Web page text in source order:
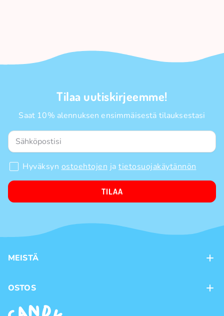
Tilaa uutiskirjeemme!
Saat 10% alennuksen ensimmäisestä tilauksestasi
Hyväksyn ostoehtojen ja tietosuojakäytännön
TILAA
MEISTÄ
Kanta-asiakasohjelma
Tuotemerkit
OSTOS
Maksutavat